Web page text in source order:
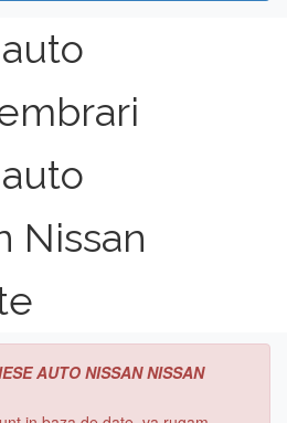
Nissan
AUTO NISSAN NISSAN